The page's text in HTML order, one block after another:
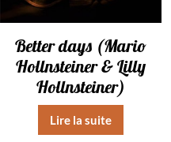
Better days (Mario
Hollnsteiner & Lilly
Hollnsteiner)
Lire la suite